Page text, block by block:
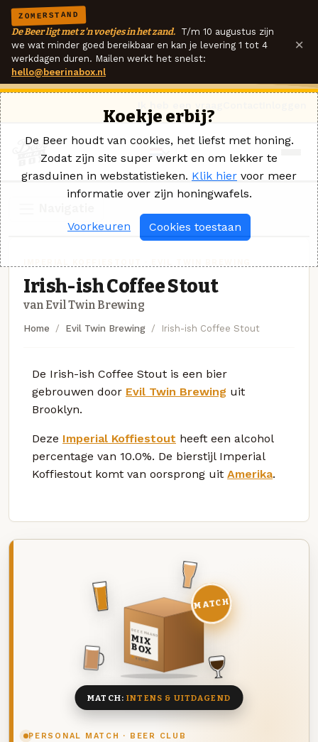
ZOMERSTAND
De Beer ligt met z'n voetjes in het zand. T/m 10 augustus zijn
we wat minder goed bereikbaar en kan je levering 1 tot 4
werkdagen duren. Mailen werkt het snelst:
hello@beerinabox.nl
×
Irish-ish Coffee Stout
van Evil Twin Brewing
Home Evil Twin Brewing Irish-ish Coffee Stout
De Irish-ish Coffee Stout is een bier
gebrouwen door Evil Twin Brewing uit
Brooklyn.
Deze Imperial Koffiestout heeft een alcohol
percentage van 10.0%. De bierstijl Imperial
Koffiestout komt van oorsprong uit Amerika.
PERSONAL MATCH · BEER CLUB
DEZE MAAND
MIX
BOX
8 BIEREN
MATCH
MATCH:INTENS & UITDAGEND
Koekje erbij?
De Beer houdt van cookies, het liefst met honing.
Zodat zijn site super werkt en om lekker te
grasduinen in webstatistieken. Klik hier voor meer
informatie over zijn honingwafels.
Voorkeuren Cookies toestaan